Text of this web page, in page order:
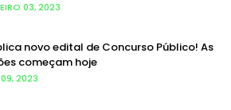
03, 2023
novo edital de Concurso Público! As
começam hoje
2023